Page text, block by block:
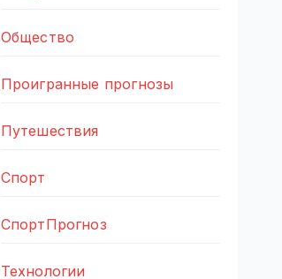
Общество
Проигранные прогнозы
Путешествия
Спорт
СпортПрогноз
Технологии